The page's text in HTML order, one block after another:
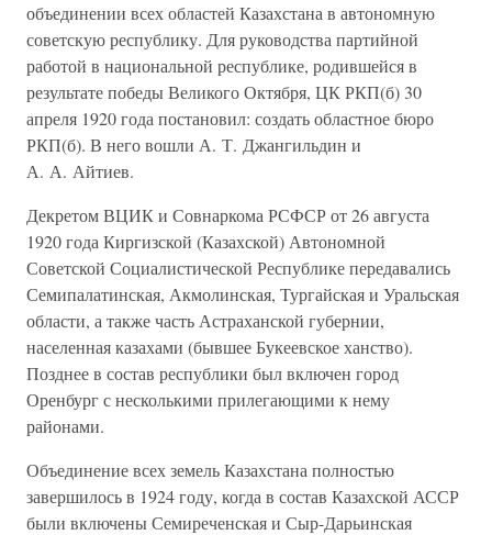
объединении всех областей Казахстана в автономную
советскую республику. Для руководства партийной
работой в национальной республике, родившейся в
результате победы Великого Октября, ЦК РКП(б) 30
апреля 1920 года постановил: создать областное бюро
РКП(б). В него вошли А. Т. Джангильдин и
А. А. Айтиев.
Декретом ВЦИК и Совнаркома РСФСР от 26 августа
1920 года Киргизской (Казахской) Автономной
Советской Социалистической Республике передавались
Семипалатинская, Акмолинская, Тургайская и Уральская
области, а также часть Астраханской губернии,
населенная казахами (бывшее Букеевское ханство).
Позднее в состав республики был включен город
Оренбург с несколькими прилегающими к нему
районами.
Объединение всех земель Казахстана полностью
завершилось в 1924 году, когда в состав Казахской АССР
были включены Семиреченская и Сыр-Дарьинская